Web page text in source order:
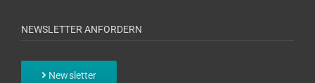
NEWSLETTER ANFORDERN
Newsletter